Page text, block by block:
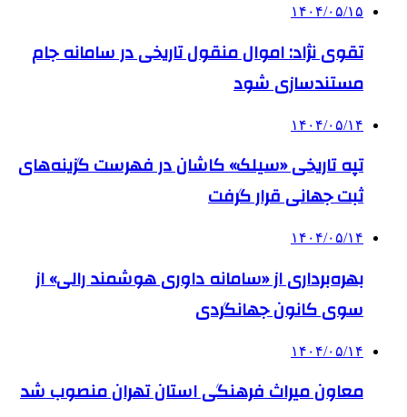
۱۴۰۴/۰۵/۱۵
تقوی نژاد: اموال منقول تاریخی در سامانه جام
مستندسازی شود
۱۴۰۴/۰۵/۱۴
تپه تاریخی «سیلک» کاشان در فهرست گزینه‌های
ثبت جهانی قرار گرفت
۱۴۰۴/۰۵/۱۴
بهره‌برداری از «سامانه داوری هوشمند رالی» از
سوی کانون جهانگردی
۱۴۰۴/۰۵/۱۴
معاون میراث فرهنگی استان تهران منصوب شد